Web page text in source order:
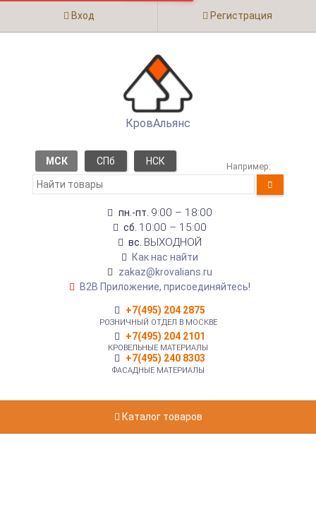
Вход Регистрация
КровАльянс
МСК СПб НСК Например:
пн.-пт. 9:00 – 18:00
сб. 10:00 – 15:00
вс. ВЫХОДНОЙ
Как нас найти
zakaz@krovalians.ru
B2B Приложение, присоединяйтесь!
+7(495) 204 2875
РОЗНИЧНЫЙ ОТДЕЛ В МОСКВЕ
+7(495) 204 2101
КРОВЕЛЬНЫЕ МАТЕРИАЛЫ
+7(495) 240 8303
ФАСАДНЫЕ МАТЕРИАЛЫ
Каталог товаров